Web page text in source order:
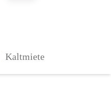
Kaltmiete